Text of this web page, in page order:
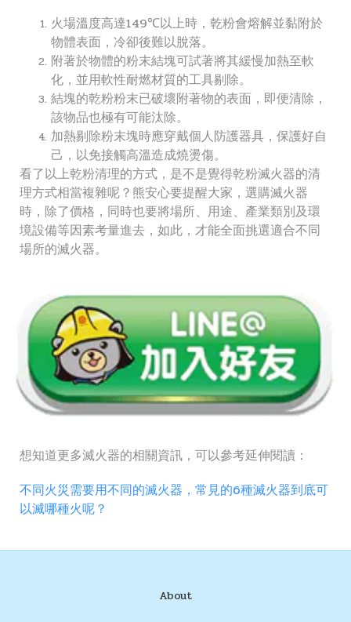
火場溫度高達149℃以上時，乾粉會熔解並黏附於
物體表面，冷卻後難以脫落。
附著於物體的粉末結塊可試著將其緩慢加熱至軟
化，並用軟性耐燃材質的工具剔除。
結塊的乾粉粉末已破壞附著物的表面，即便清除，
該物品也極有可能汰除。
加熱剔除粉末塊時應穿戴個人防護器具，保護好自
己，以免接觸高溫造成燒燙傷。
看了以上乾粉清理的方式，是不是覺得乾粉滅火器的清
理方式相當複雜呢？熊安心要提醒大家，選購滅火器
時，除了價格，同時也要將場所、用途、產業類別及環
境設備等因素考量進去，如此，才能全面挑選適合不同
場所的滅火器。
想知道更多滅火器的相關資訊，可以參考延伸閱讀：
不同火災需要用不同的滅火器，常見的6種滅火器到底可
以滅哪種火呢？
About